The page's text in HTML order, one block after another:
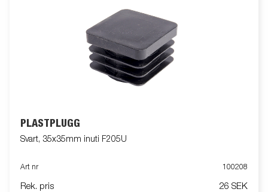
PLASTPLUGG
Svart, 35x35mm inuti F205U
Art nr 100208
Rek. pris 26 SEK